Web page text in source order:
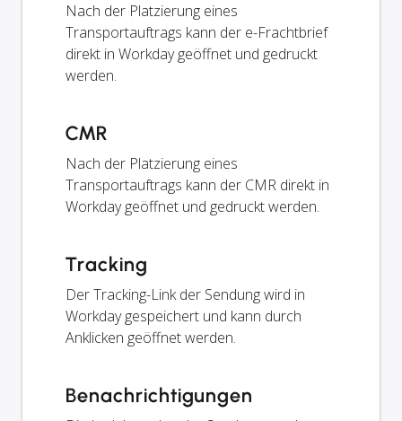
Nach der Platzierung eines
Transportauftrags kann der e-Frachtbrief
direkt in Workday geöffnet und gedruckt
werden.
CMR
Nach der Platzierung eines
Transportauftrags kann der CMR direkt in
Workday geöffnet und gedruckt werden.
Tracking
Der Tracking-Link der Sendung wird in
Workday gespeichert und kann durch
Anklicken geöffnet werden.
Benachrichtigungen